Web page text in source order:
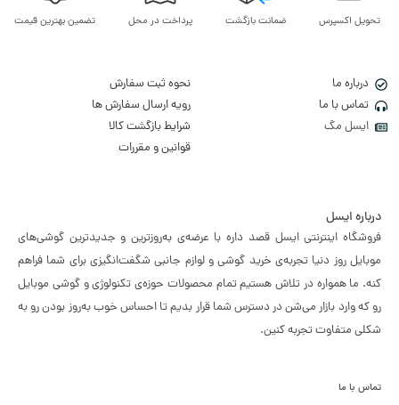
تحویل اکسپرس ضمانت بازگشت پرداخت در محل تضمین بهترین قیمت
درباره ما
تماس با ما
ایسل مگ
نحوه ثبت سفارش
رویه ارسال سفارش ها
شرایط بازگشت کالا
قوانین و مقررات
درباره ایسل
فروشگاه اینترنتی ایسل قصد داره با عرضه‌ی به‌روزترین و جدیدترین گوشی‌های
موبایل روز دنیا تجربه‌ی خرید گوشی و لوازم جانبی شگفت‌انگیزی برای شما فراهم
کنه. ما همواره در تلاش هستیم تمام محصولات حوزه‌ی تکنولوژی و گوشی موبایل
رو که وارد بازار می‌شن در دسترس شما قرار بدیم تا احساس خوب به‌روز بودن رو به
شکلی متفاوت تجربه کنین.
تماس با ما